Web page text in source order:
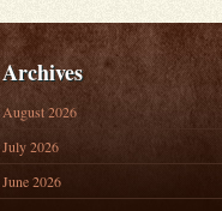
Archives
August 2026
July 2026
June 2026